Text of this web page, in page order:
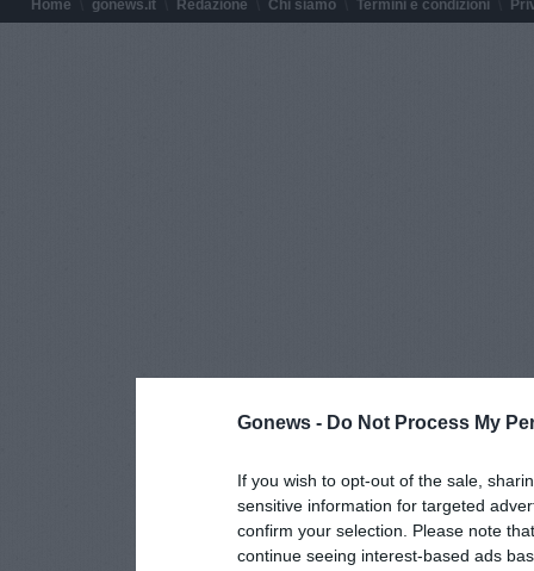
Gonews - Do Not Process My
If you wish to opt-out of the sale,
sensitive information for targeted
confirm your selection. Please note
continue seeing interest-based ads
Home gonews.it Redazione Chi siamo Termini e condizioni